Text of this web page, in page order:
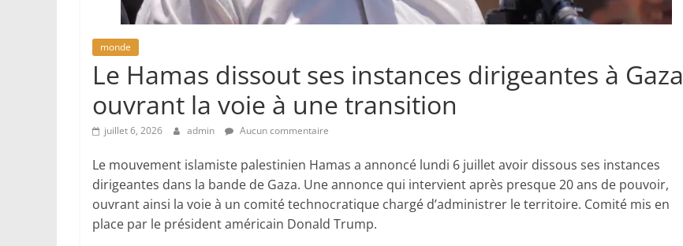
monde
Le Hamas dissout ses instances dirigeantes à Gaza
ouvrant la voie à une transition
juillet 6, 2026 admin Aucun commentaire
Le mouvement islamiste palestinien Hamas a annoncé lundi 6 juillet avoir dissous ses instances
dirigeantes dans la bande de Gaza. Une annonce qui intervient après presque 20 ans de pouvoir,
ouvrant ainsi la voie à un comité technocratique chargé d’administrer le territoire. Comité mis en
place par le président américain Donald Trump.